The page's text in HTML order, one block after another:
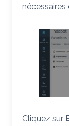
nécessaires
Cliquez sur